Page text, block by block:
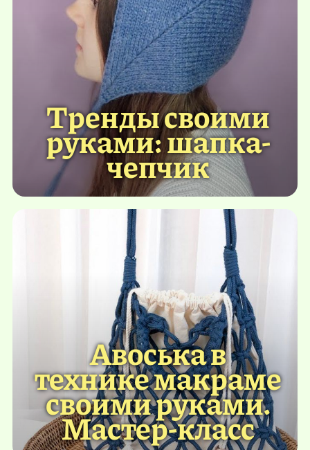
Тренды своими
руками: шапка-
чепчик
Авоська в
технике макраме
своими руками.
Мастер-класс